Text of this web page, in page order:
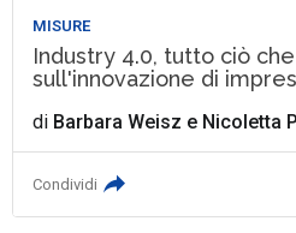
MISURE
Industry 4.0, tutto ciò
sull'innovazione di
di Barbara Weisz e Nicoletta
Condividi